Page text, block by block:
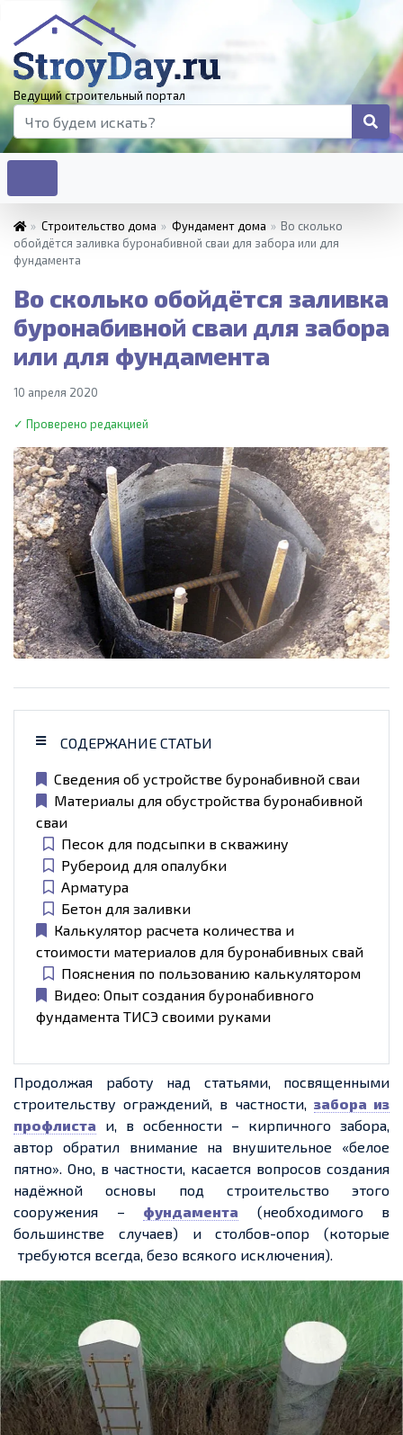
Ведущий строительный портал
» Строительство дома » Фундамент дома » Во сколько
обойдётся заливка буронабивной сваи для забора или для
фундамента
Во сколько обойдётся заливка
буронабивной сваи для забора
или для фундамента
10 апреля 2020
✓ Проверено редакцией
СОДЕРЖАНИЕ СТАТЬИ
Сведения об устройстве буронабивной сваи
Материалы для обустройства буронабивной
сваи
Песок для подсыпки в скважину
Рубероид для опалубки
Арматура
Бетон для заливки
Калькулятор расчета количества и
стоимости материалов для буронабивных свай
Пояснения по пользованию калькулятором
Видео: Опыт создания буронабивного
фундамента ТИСЭ своими руками
Продолжая работу над статьями, посвященными
строительству ограждений, в частности, забора из
профлиста и, в осбенности – кирпичного забора,
автор обратил внимание на внушительное «белое
пятно». Оно, в частности, касается вопросов создания
надёжной основы под строительство этого
сооружения – фундамента (необходимого в
большинстве случаев) и столбов-опор (которые
требуются всегда, безо всякого исключения).